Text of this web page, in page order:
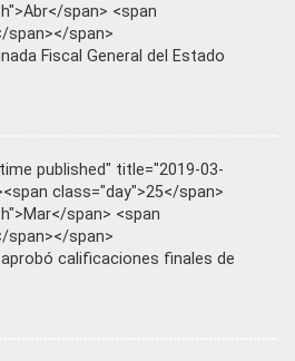
span> <span
span></span>
Fiscal General del Estado
published" title="2019-03-
class="day">25</span>
span> <span
span></span>
aprobó calificaciones finales de